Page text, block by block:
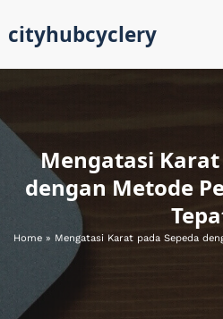
content
cityhubcyclery
Mengatasi Karat
dengan Metode
Home» Mengatasi Karat pada Sepeda